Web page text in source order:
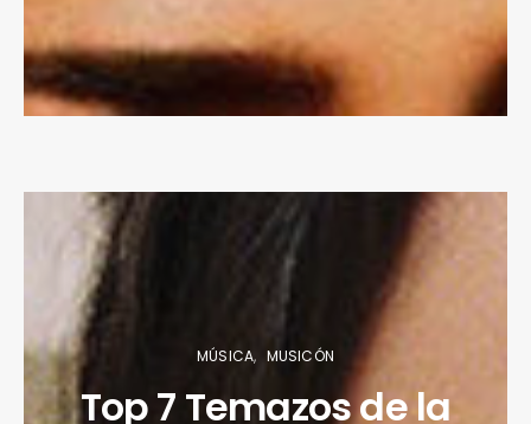
MÚSICA MUSICÓN
Top 7 Temazos de la